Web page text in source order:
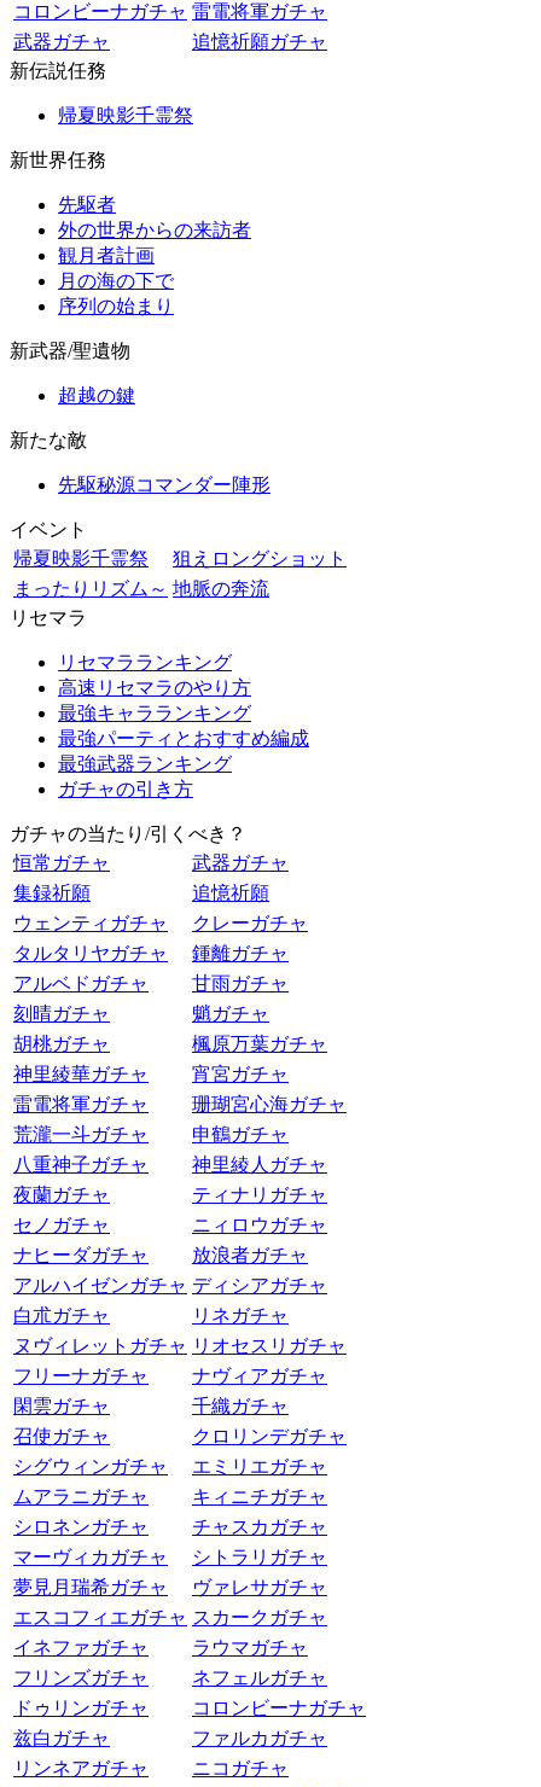
コロンビーナガチャ 雷電将軍ガチャ
武器ガチャ
追憶祈願ガチャ
新伝説任務
帰夏映影千霊祭
新世界任務
先駆者
外の世界からの来訪者
観月者計画
月の海の下で
序列の始まり
新武器/聖遺物
超越の鍵
新たな敵
先駆秘源コマンダー陣形
イベント
帰夏映影千霊祭
狙えロングショット
まったりリズム～ 地脈の奔流
リセマラ
リセマラランキング
高速リセマラのやり方
最強キャラランキング
最強パーティとおすすめ編成
最強武器ランキング
ガチャの引き方
ガチャの当たり/引くべき？
恒常ガチャ
武器ガチャ
集録祈願
追憶祈願
ウェンティガチャ
クレーガチャ
タルタリヤガチャ
鍾離ガチャ
アルベドガチャ
甘雨ガチャ
刻晴ガチャ
魈ガチャ
胡桃ガチャ
楓原万葉ガチャ
神里綾華ガチャ
宵宮ガチャ
雷電将軍ガチャ
珊瑚宮心海ガチャ
荒瀧一斗ガチャ
申鶴ガチャ
八重神子ガチャ
神里綾人ガチャ
夜蘭ガチャ
ティナリガチャ
セノガチャ
ニィロウガチャ
ナヒーダガチャ
放浪者ガチャ
アルハイゼンガチャ ディシアガチャ
白朮ガチャ
リネガチャ
ヌヴィレットガチャ リオセスリガチャ
フリーナガチャ
ナヴィアガチャ
閑雲ガチャ
千織ガチャ
召使ガチャ
クロリンデガチャ
シグウィンガチャ
エミリエガチャ
ムアラニガチャ
キィニチガチャ
シロネンガチャ
チャスカガチャ
マーヴィカガチャ
シトラリガチャ
夢見月瑞希ガチャ
ヴァレサガチャ
エスコフィエガチャ スカークガチャ
イネファガチャ
ラウマガチャ
フリンズガチャ
ネフェルガチャ
ドゥリンガチャ
コロンビーナガチャ
兹白ガチャ
ファルカガチャ
リンネアガチャ
ニコガチャ